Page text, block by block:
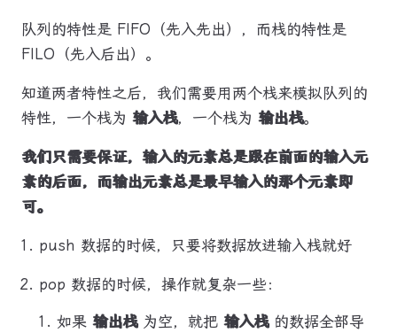
队列的特性是 FIFO（先入先出），而栈的特性是
FILO（先入后出）。
知道两者特性之后，我们需要用两个栈来模拟队列的
特性，一个栈为 输入栈，一个栈为 输出栈。
我们只需要保证，输入的元素总是跟在前面的输入元
素的后面，而输出元素总是最早输入的那个元素即
可。
push 数据的时候，只要将数据放进输入栈就好
pop 数据的时候，操作就复杂一些：
如果 输出栈为空，就把 输入栈的数据全部导